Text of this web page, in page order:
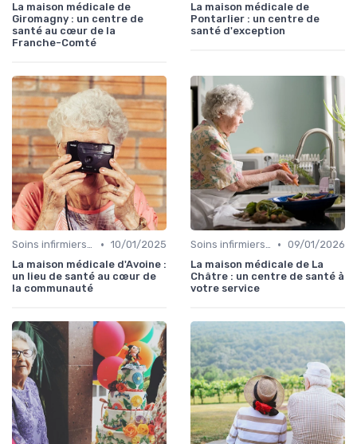
La maison médicale de
Giromagny : un centre de
santé au cœur de la
Franche-Comté
La maison médicale de
Pontarlier : un centre de
santé d'exception
Soins infirmiers à domicile • 10/01/2025
La maison médicale d'Avoine :
un lieu de santé au cœur de
la communauté
Soins infirmiers à domicile • 09/01/2026
La maison médicale de La
Châtre : un centre de santé à
votre service